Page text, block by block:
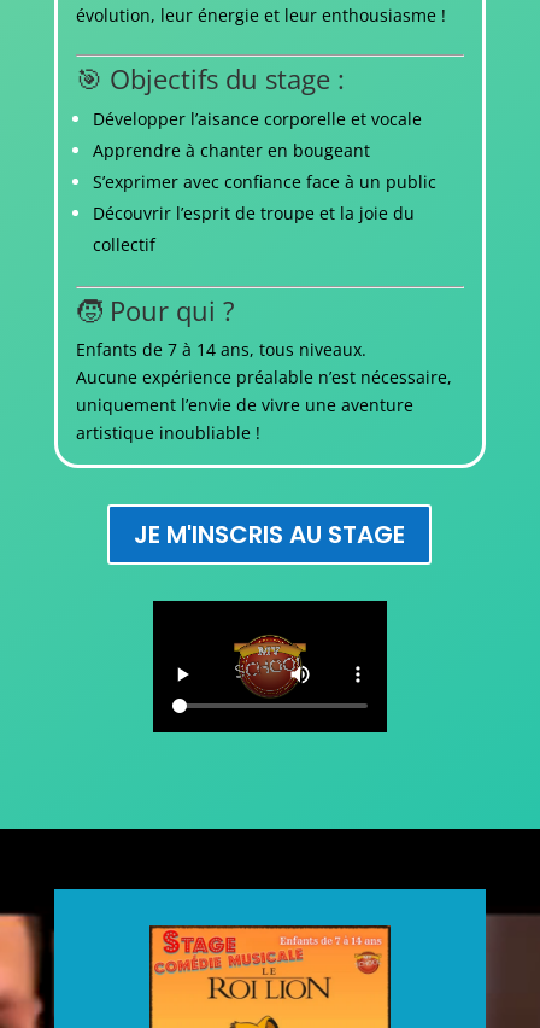
évolution, leur énergie et leur enthousiasme !
🎯 Objectifs du stage :
Développer l’aisance corporelle et vocale
Apprendre à chanter en bougeant
S’exprimer avec confiance face à un public
Découvrir l’esprit de troupe et la joie du
collectif
🧒 Pour qui ?
Enfants de 7 à 14 ans, tous niveaux.
Aucune expérience préalable n’est nécessaire,
uniquement l’envie de vivre une aventure
artistique inoubliable !
JE M'INSCRIS AU STAGE